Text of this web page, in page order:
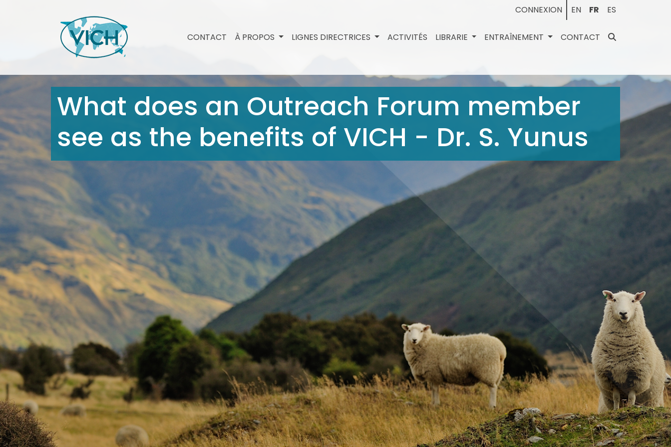
CONNEXION EN FR ES
CONTACT À PROPOS LIGNES DIRECTRICES ACTIVITÉS LIBRARIE ENTRAÎNEMENT CONTACT
What does an Outreach Forum member
see as the benefits of VICH - Dr. S. Yunus